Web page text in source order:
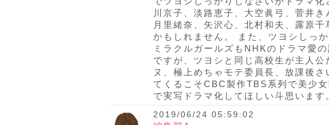
川京子、淡路恵子、大空眞弓、菅井
月里緒奈、矢沢心、北村和夫、露原
かもしれません。 また、ツヨシしっ
ミラクルガールズもNHKのドラマ愛
ですが、ツヨシと同じ高校生が主人
ヌ、極上めちゃモテ委員長、放課後
てくるこそCBC製作TBS系列で美少
で実写ドラマ化してほしい斗思います
2019/06/24 05:59:02